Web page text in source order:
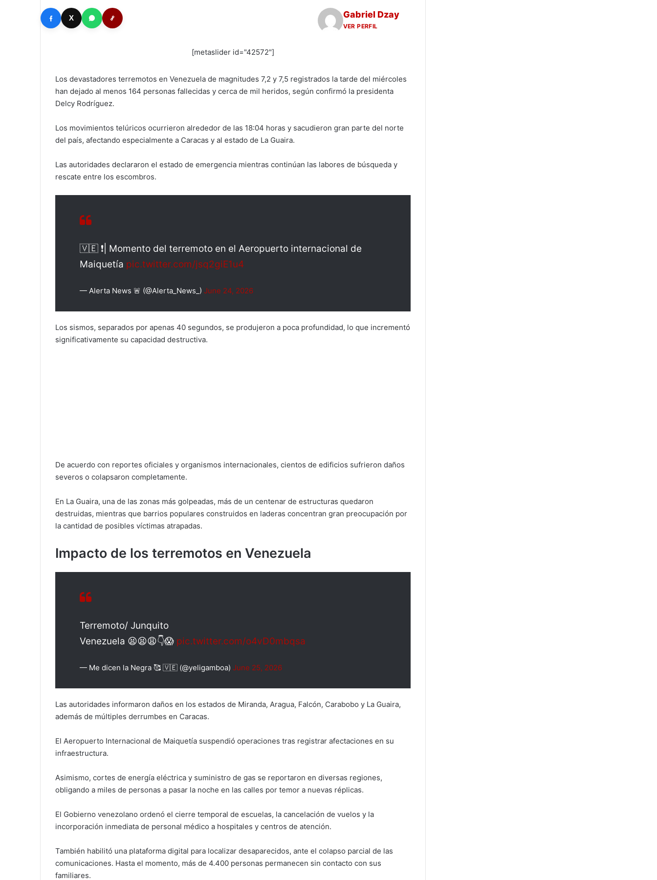
X Gabriel Dzay
VER PERFIL
[metaslider id="42572"]
Los devastadores terremotos en Venezuela de magnitudes 7,2 y 7,5 registrados la tarde del miércoles
han dejado al menos 164 personas fallecidas y cerca de mil heridos, según confirmó la presidenta
Delcy Rodríguez.
Los movimientos telúricos ocurrieron alrededor de las 18:04 horas y sacudieron gran parte del norte
del país, afectando especialmente a Caracas y al estado de La Guaira.
Las autoridades declararon el estado de emergencia mientras continúan las labores de búsqueda y
rescate entre los escombros.
🇻🇪 ❗️| Momento del terremoto en el Aeropuerto internacional de
Maiquetía pic.twitter.com/jsq2giE1u4
— Alerta News 🚨 (@Alerta_News_) June 24, 2026
Los sismos, separados por apenas 40 segundos, se produjeron a poca profundidad, lo que incrementó
significativamente su capacidad destructiva.
De acuerdo con reportes oficiales y organismos internacionales, cientos de edificios sufrieron daños
severos o colapsaron completamente.
En La Guaira, una de las zonas más golpeadas, más de un centenar de estructuras quedaron
destruidas, mientras que barrios populares construidos en laderas concentran gran preocupación por
la cantidad de posibles víctimas atrapadas.
Impacto de los terremotos en Venezuela
Terremoto/ Junquito
Venezuela 😫😫😩👇😱 pic.twitter.com/o4vD0mbqsa
— Me dicen la Negra 🥰 🇻🇪 (@yeligamboa) June 25, 2026
Las autoridades informaron daños en los estados de Miranda, Aragua, Falcón, Carabobo y La Guaira,
además de múltiples derrumbes en Caracas.
El Aeropuerto Internacional de Maiquetía suspendió operaciones tras registrar afectaciones en su
infraestructura.
Asimismo, cortes de energía eléctrica y suministro de gas se reportaron en diversas regiones,
obligando a miles de personas a pasar la noche en las calles por temor a nuevas réplicas.
El Gobierno venezolano ordenó el cierre temporal de escuelas, la cancelación de vuelos y la
incorporación inmediata de personal médico a hospitales y centros de atención.
También habilitó una plataforma digital para localizar desaparecidos, ante el colapso parcial de las
comunicaciones. Hasta el momento, más de 4.400 personas permanecen sin contacto con sus
familiares.